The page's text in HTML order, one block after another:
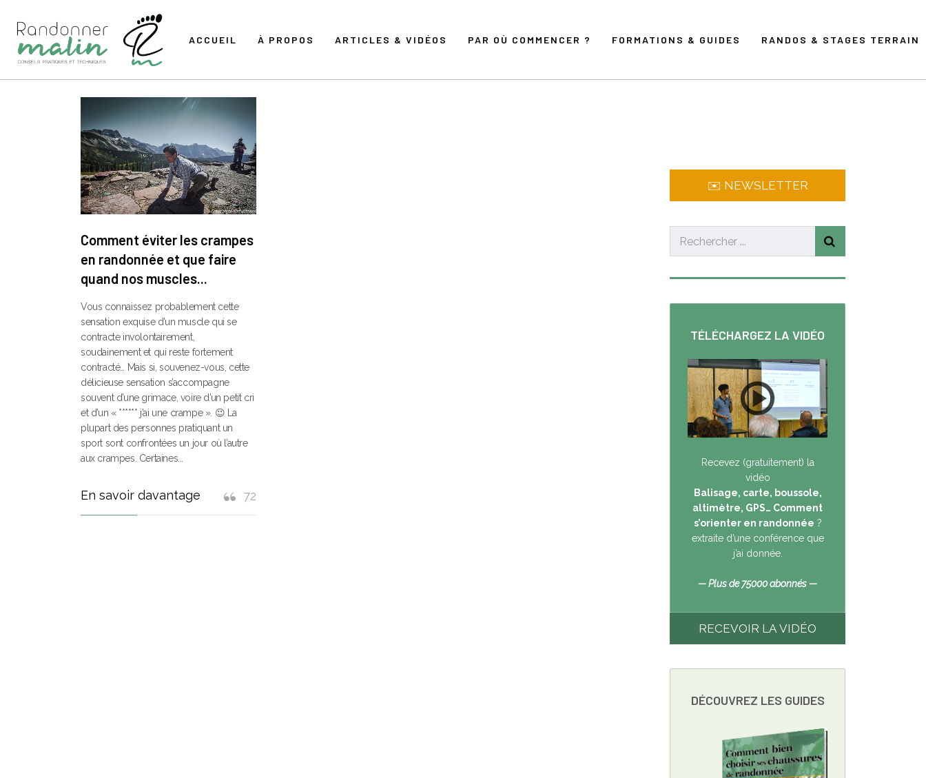
ACCUEIL À PROPOS ARTICLES & VIDÉOS PAR OÙ COMMENCER ? FORMATIONS & GUIDES RANDOS & STAGES TERRAIN
Comment éviter les crampes
en randonnée et que faire
quand nos muscles...
Vous connaissez probablement cette
sensation exquise d’un muscle qui se
contracte involontairement,
soudainement et qui reste fortement
contracté… Mais si, souvenez-vous, cette
délicieuse sensation s’accompagne
souvent d’une grimace, voire d’un petit cri
et d’un « ****** j’ai une crampe ». 😉 La
plupart des personnes pratiquant un
sport sont confrontées un jour où l’autre
aux crampes. Certaines...
En savoir davantage 72
✉️ NEWSLETTER
TÉLÉCHARGEZ LA VIDÉO
Recevez (gratuitement) la
vidéo
Balisage, carte, boussole,
altimètre, GPS… Comment
s’orienter en randonnée ?
extraite d’une conférence que
j’ai donnée.
— Plus de 75000 abonnés —
RECEVOIR LA VIDÉO
DÉCOUVREZ LES GUIDES